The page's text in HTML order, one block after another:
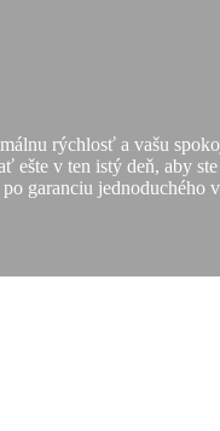
rýchlosť a vašu
v ten istý deň, aby
garanciu jednoduchého